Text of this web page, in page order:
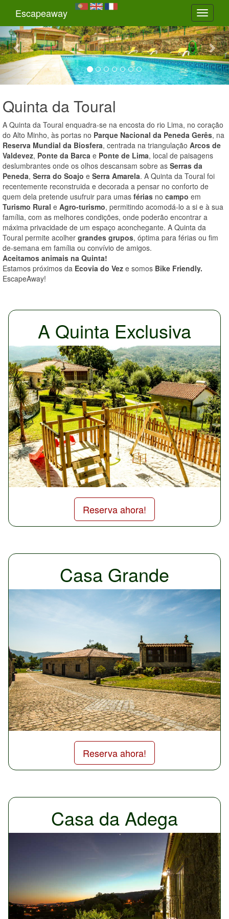
Toggle
Escapeaway
Previous
Quinta da Toural
A Quinta da Toural enquadra-se na encosta do rio Lima, no coração
do Alto Minho, às portas no Parque Nacional da Peneda Gerês, na
Reserva Mundial da Biosfera, centrada na triangulação Arcos de
Valdevez, Ponte da Barca e Ponte de Lima, local de paisagens
deslumbrantes onde os olhos descansam sobre as Serras da
Peneda, Serra do Soajo e Serra Amarela. A Quinta da Toural foi
recentemente reconstruida e decorada a pensar no conforto de
quem dela pretende usufruir para umas férias no campo em
Turismo Rural e Agro-turismo, permitindo acomodá-lo a si e à sua
família, com as melhores condições, onde poderão encontrar a
máxima privacidade de um espaço aconchegante. A Quinta da
Toural permite acolher grandes grupos, óptima para férias ou fim
de-semana em família ou convívio de amigos.
Aceitamos animais na Quinta!
Estamos próximos da Ecovia do Vez e somos Bike Friendly.
EscapeAway!
A Quinta Exclusiva
Reserva ahora!
Casa Grande
Reserva ahora!
Casa da Adega